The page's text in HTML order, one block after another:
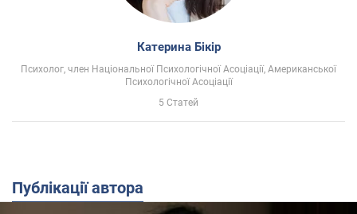
Катерина Бікір
Психолог, член Національної Психологічної Асоціації, Американської
Психологічної Асоціації
5 Статей
Публікації автора